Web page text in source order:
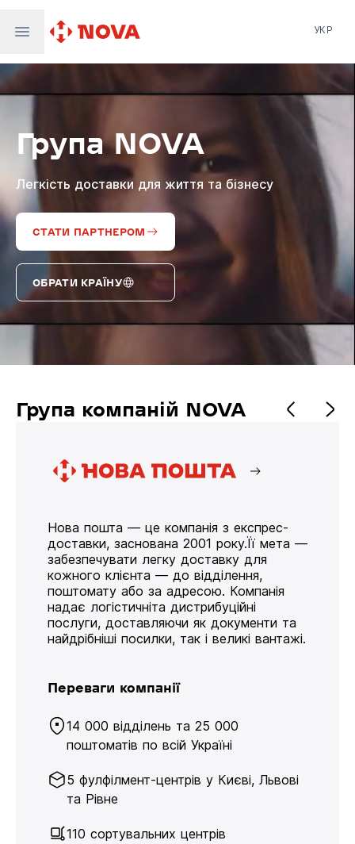
Nova Global
Nova Digital
Supernova Airlines
УКР
Група NOVA
Легкість доставки для життя та бізнесу
СТАТИ ПАРТНЕРОМ
ОБРАТИ КРАЇНУ
Група компаній NOVA
Нова пошта — це компанія з експрес-
доставки, заснована 2001 року.Її мета —
забезпечувати легку доставку для
кожного клієнта — до відділення,
поштомату або за адресою. Компанія
надає логістичніта дистрибуційні
послуги, доставляючи як документи та
найдрібніші посилки, так і великі вантажі.
Переваги компанії
14 000 відділень та 25 000
поштоматів по всій Україні
5 фулфілмент-центрів у Києві, Львові
та Рівне
110 сортувальних центрів